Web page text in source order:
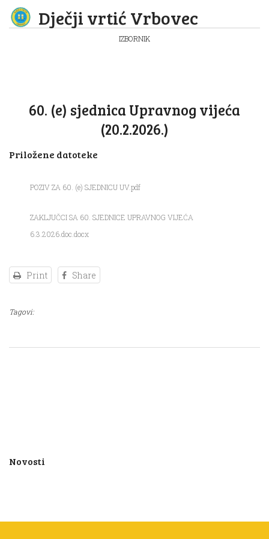
Dječji vrtić Vrbovec
IZBORNIK
60. (e) sjednica Upravnog vijeća
(20.2.2026.)
Priložene datoteke
POZIV ZA 60. (e) SJEDNICU UV.pdf
ZAKLJUČCI SA 60. SJEDNICE UPRAVNOG VIJEĆA
6.3.2026.doc.docx
Print Share
Tagovi:
Novosti